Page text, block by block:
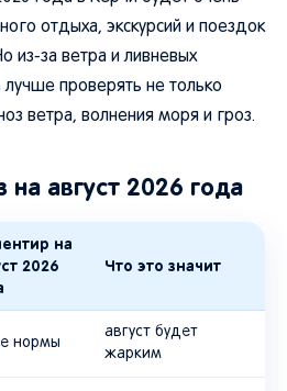
отдыха, экскурсий и поездок
из-за ветра и ливневых
проверять не только
ветра, волнения моря и гроз.
на август 2026 года
на
2026
Что это значит
нормы
август будет
жарким